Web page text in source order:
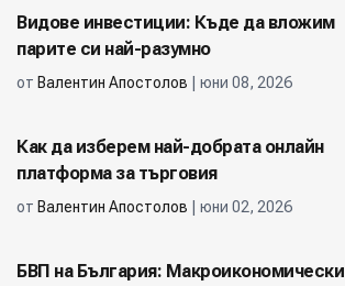
Видове инвестиции: Къде да вложим
парите си най-разумно
от Валентин Апостолов | юни 08, 2026
Как да изберем най-добрата онлайн
платформа за търговия
от Валентин Апостолов | юни 02, 2026
БВП на България: Макроикономически